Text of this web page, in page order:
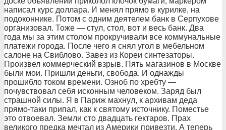
написал курс доллара. И менял прямо в курилке, на
подоконнике. Потом с одним деятелем банк в Серпухове
организовал. Тоже — стул, стол, вот и весь банк. Два
года мы за этим столом прокручивали все коммунальные
платежи города. После чего я снял угол в мебельном
салоне на Свиблово. Завез из Кореи синтезаторы.
Произвел коммерческий взрыв. Пять магазинов в Москве
были мои. Пришли деньги, свобода. И однажды
прошибло током времени. Озноб по хребту —
почувствовал себя исконным человеком. Заряд был
страшной силы. Я в Париж махнул, к архивам деда
прямо-таки припал, как к святому источнику. Поместье
это отвоевал. Земли сто двадцать гектаров. Прах
великого предка мечтал из Америки привезти. А теперь